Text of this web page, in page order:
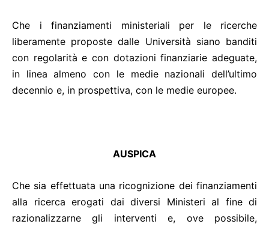
Che i finanziamenti ministeriali per le ricerche
liberamente proposte dalle Università siano banditi
con regolarità e con dotazioni finanziarie adeguate,
in linea almeno con le medie nazionali dell’ultimo
decennio e, in prospettiva, con le medie europee.
AUSPICA
Che sia effettuata una ricognizione dei finanziamenti
alla ricerca erogati dai diversi Ministeri al fine di
razionalizzarne gli interventi e, ove possibile,